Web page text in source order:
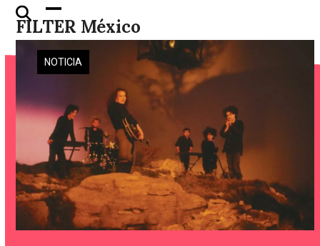
Skip
content
FILTER México
Open
mobile
menu
Close
mobile
menu
NOTICIA